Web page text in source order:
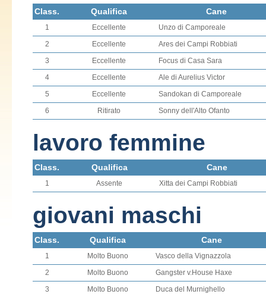
Class. Qualifica Cane
1 Eccellente
Unzo di Camporeale
2
Eccellente
Ares dei Campi Robbiati
3
Eccellente
Focus di Casa Sara
4
Eccellente
Ale di Aurelius Victor
5
Eccellente
Sandokan di Camporeale
6
Ritirato Sonny dell'Alto Ofanto
lavoro femmine
Class. Qualifica Cane
1 Assente Xitta dei Campi Robbiati
giovani maschi
Class. Qualifica Cane
1 Molto Buono
Vasco della Vignazzola
2
Molto Buono
Gangster v.House Haxe
3
Molto Buono
Duca del Murnighello